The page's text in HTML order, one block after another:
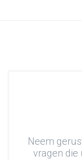
Neem
vragen die